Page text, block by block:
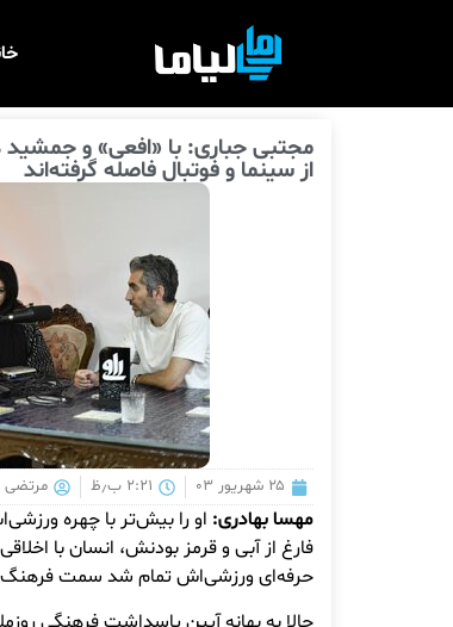
مجتبی جباری: با «افعی» و
از سینما و فوتبال فاصله گرفته‌اند
۲۵ شهریور ۰۳ ۲:۲۱ ب٫ظ مرتضی
مهسا بهادری: او را بیش‌تر با چهره
فارغ از آبی و قرمز بودنش، انسان با
حرفه‌ای ورزشی‌اش تمام شد سمت فرهنگ